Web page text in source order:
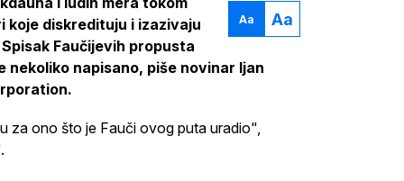
Aa Aa
koje diskredituju i izazivaju
Faučijevih propusta
nekoliko napisano, piše novinar Ijan
za ono što je Fauči ovog puta uradio",